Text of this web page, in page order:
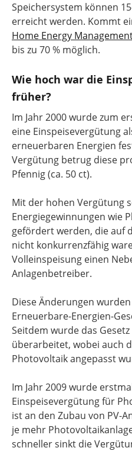
Speichersystem können
erreicht werden. Kommt
Home Energy
bis zu 70 % möglich.
Wie hoch war die
früher?
Im Jahr 2000 wurde zum
eine Einspeisevergütung
erneuerbaren Energien
Vergütung betrug diese
Pfennig (ca. 50 ct).
Mit der hohen Vergütung
Energiegewinnungen wie
gefördert werden, die auf
nicht konkurrenzfähig
Volleinspeisung einen
Anlagenbetreiber.
Diese Änderungen
Erneuerbare-Energien-
Seitdem wurde das
überarbeitet, wobei auch
Photovoltaik angepasst
Im Jahr 2009 wurde
Einspeisevergütung für
ist an den Zubau von PV-
je mehr
schneller sinkt die